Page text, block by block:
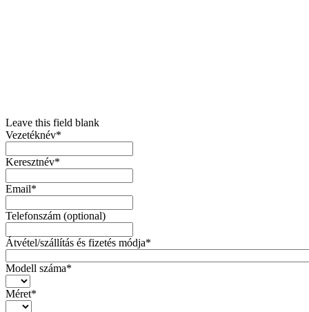
Leave this field blank
Vezetéknév*
Keresztnév*
Email*
Telefonszám (optional)
Átvétel/szállítás és fizetés módja*
Modell száma*
Méret*